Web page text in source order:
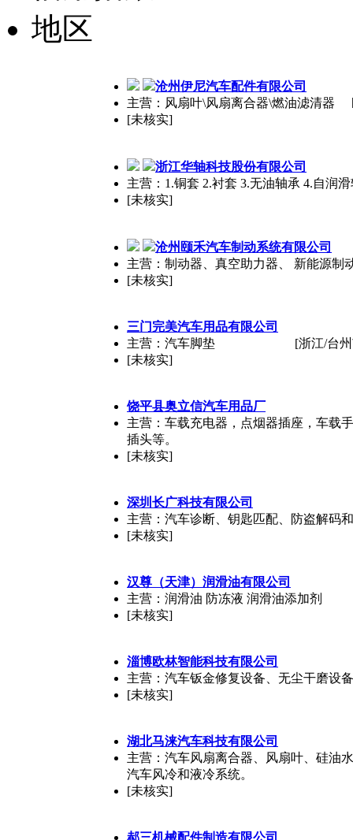
地区
沧州伊尼汽车配件有限公司
主营：风扇叶\风扇离合器\燃油滤清器
[未核实]
浙江华轴科技股份有限公司
主营：1.铜套 2.衬套 3.无油轴承 4.自润
[未核实]
沧州颐禾汽车制动系统有限公司
主营：制动器、真空助力器、 新能源制
[未核实]
三门完美汽车用品有限公司
主营：汽车脚垫
[未核实]
[浙江/台
饶平县奥立信汽车用品厂
主营：车载充电器，点烟器插座，车载
插头等。
[未核实]
深圳长广科技有限公司
主营：汽车诊断、钥匙匹配、防盗解码
[未核实]
汉尊（天津）润滑油有限公司
主营：润滑油 防冻液 润滑油添加剂
[未核实]
淄博欧林智能科技有限公司
主营：汽车钣金修复设备、无尘干磨设
[未核实]
湖北马涞汽车科技有限公司
主营：汽车风扇离合器、风扇叶、硅油
汽车风冷和液冷系统。
[未核实]
郝三机械配件制造有限公司